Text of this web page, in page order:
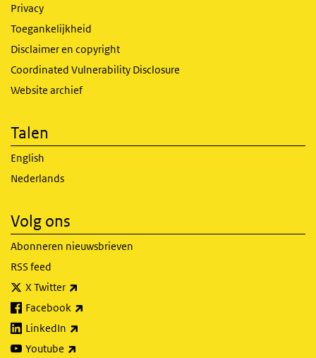
Privacy
Toegankelijkheid
Disclaimer en copyright
Coordinated Vulnerability Disclosure
Website archief
Talen
English
Nederlands
Volg ons
Abonneren nieuwsbrieven
RSS feed
X Twitter
Facebook
LinkedIn
Youtube